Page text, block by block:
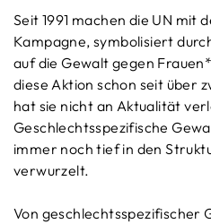
Seit 1991 machen die UN mit
Kampagne, symbolisiert
auf die Gewalt gegen
diese Aktion schon seit über
hat sie nicht an Aktualität
Geschlechtsspezifische
immer noch tief in den
verwurzelt.
Von geschlechtsspezifischer